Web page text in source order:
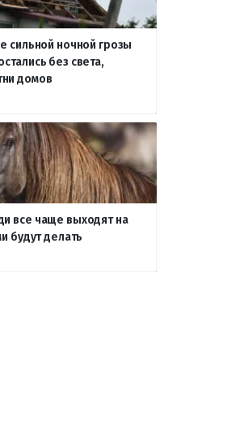
сильной ночной грозы
без света,
домов
все чаще выходят на
будут делать